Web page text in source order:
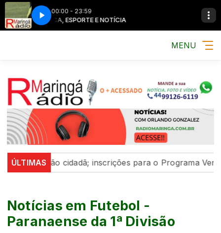
00:00 - 23:59
MÚSICA, ESPORTE E NOTÍCIA MÚSICA,
MENU
ÚLTIMAS
cidadã; inscrições para o Programa Vereador
Notícias em Futebol -
Paranaense da 1ª Divisão